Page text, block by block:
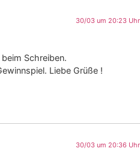
30/03 um 20:23 Uhr
Schreiben.
Liebe Grüße !
30/03 um 20:36 Uhr